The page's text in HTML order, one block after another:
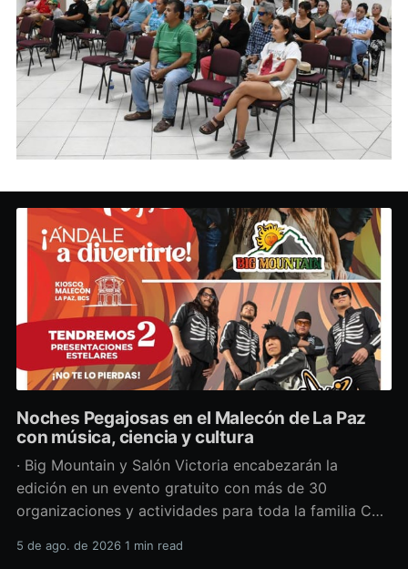
Noches Pegajosas en el Malecón de La Paz
con música, ciencia y cultura
· Big Mountain y Salón Victoria encabezarán la
edición en un evento gratuito con más de 30
organizaciones y actividades para toda la familia Con
divulgación científica y actividades culturales
5 de ago. de 2026 1 min read